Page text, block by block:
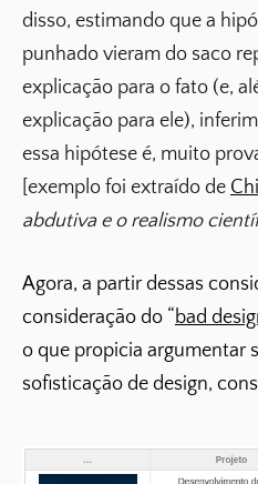
disso, estimando que a
punhado vieram do saco
explicação para o fato (e,
explicação para ele),
essa hipótese é, muito
[exemplo foi extraído de
abdutiva e o realismo
Agora, a partir dessas
consideração do “bad
o que propicia argumentar
sofisticação de design,